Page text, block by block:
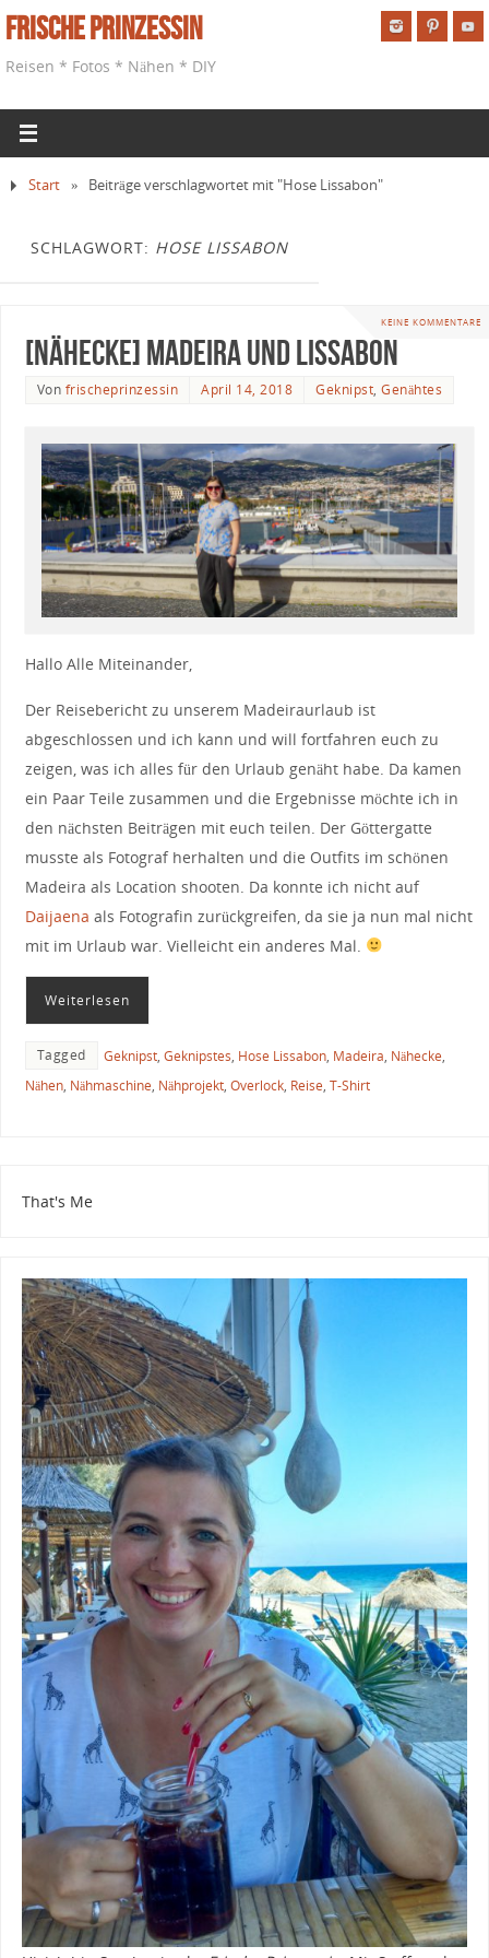
Frische Prinzessin
Reisen * Fotos * Nähen * DIY
Start » Beiträge verschlagwortet mit "Hose Lissabon"
SCHLAGWORT: HOSE LISSABON
KEINE KOMMENTARE
[Nähecke] Madeira und Lissabon
Von frischeprinzessin April 14, 2018 Geknipst,Genähtes
Hallo Alle Miteinander,
Der Reisebericht zu unserem Madeiraurlaub ist
abgeschlossen und ich kann und will fortfahren euch zu
zeigen, was ich alles für den Urlaub genäht habe. Da kamen
ein Paar Teile zusammen und die Ergebnisse möchte ich in
den nächsten Beiträgen mit euch teilen. Der Göttergatte
musste als Fotograf herhalten und die Outfits im schönen
Madeira als Location shooten. Da konnte ich nicht auf
Daijaena als Fotografin zurückgreifen, da sie ja nun mal nicht
mit im Urlaub war. Vielleicht ein anderes Mal.
Weiterlesen
Tagged Geknipst, Geknipstes, Hose Lissabon, Madeira, Nähecke,
Nähen, Nähmaschine, Nähprojekt, Overlock, Reise, T-Shirt
That's Me